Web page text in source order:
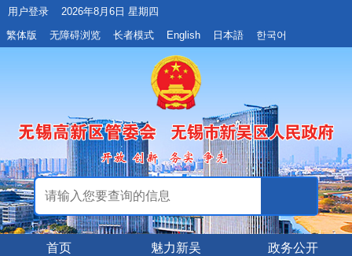
用户登录
2026年8月6日 星期四
繁体版
无障碍浏览 长者模式 English 日本語 한국어
首页 魅力新吴 政务公开